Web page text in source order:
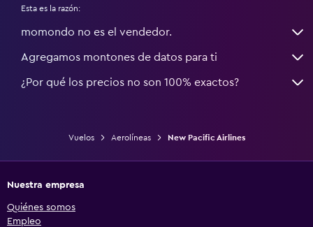
Esta es la razón:
momondo no es el vendedor.
Agregamos montones de datos para ti
¿Por qué los precios no son 100% exactos?
Vuelos Aerolíneas New Pacific Airlines
Nuestra empresa
Quiénes somos
Empleo